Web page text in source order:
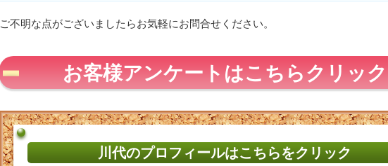
ご不明な点がございましたらお気軽にお問合せください。
お客様アンケートはこちらクリック
川代のプロフィールはこちらをクリック